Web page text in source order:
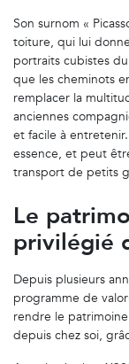
Son surnom «
toiture, qui lui
portraits cubistes
que les cheminots
remplacer la
anciennes
et facile à
essence, et peut
transport de petits
Le
privilégié
Depuis plusieurs
programme de
rendre le
depuis chez soi,